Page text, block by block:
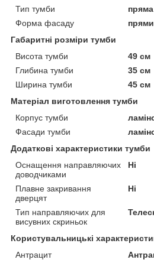
Тип тумби
пряма
Форма фасаду
Габаритні розміри тумби
Висота тумби
49 см
Глибина тумби
35 см
Ширина тумби
45 см
Матеріал виготовлення тумби
Корпус тумби
Фасади тумби
Додаткові характеристики тумби
Оснащення направляючих
доводчиками
Ні
Плавне закривання
дверцят
Ні
Тип направляючих для
висувних скриньок
Користувальницькі
Антрацит